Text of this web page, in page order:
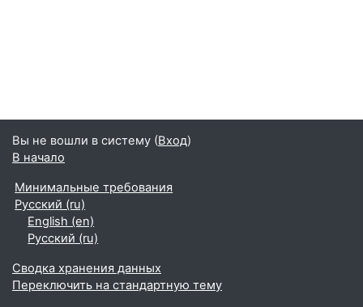
Вы не вошли в систему (Вход)
В начало
Минимальные требования
Русский ‎(ru)‎
English ‎(en)‎
Русский ‎(ru)‎
Сводка хранения данных
Переключить на стандартную тему